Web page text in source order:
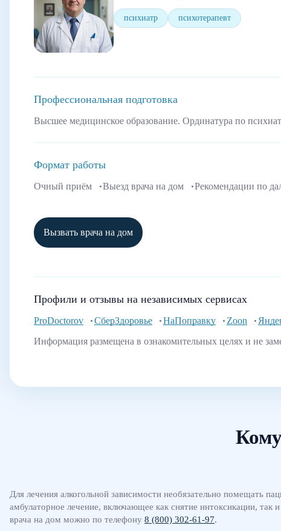
психиатр психотерапевт
Профессиональная подготовка
Высшее медицинское образование. Ординатура по
Формат работы
Очный приём Выезд врача на дом Рекомендации по
Вызвать врача на дом
Профили и отзывы на независимых сервисах
ProDoctorov СберЗдоровье НаПоправку Zoon
Информация размещена в ознакомительных целях и не
Для лечения алкогольной зависимости необязательно помещать
амбулаторное лечение, включающее как снятие интоксикации,
врача на дом можно по телефону 8 (800) 302-61-97.